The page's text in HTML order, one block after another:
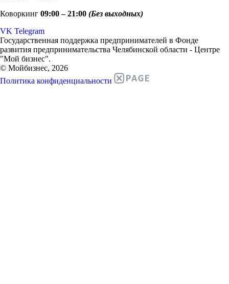
Коворкинг 09:00 – 21:00 (Без выходных)
VK Telegram
Государственная поддержка предпринимателей в Фонде
развития предпринимательства Челябинской области - Центре
"Мой бизнес".
© Мойбизнес, 2026
Политика конфиденциальности